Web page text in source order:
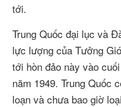
tới.
Trung Quốc đại lục và
lực lượng của Tưởng
tới hòn đảo này vào
năm 1949. Trung Quốc
loạn và chưa bao giờ